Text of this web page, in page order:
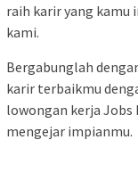
raih karir yang kamu
kami.
Bergabunglah
karir terbaikmu
lowongan kerja
mengejar impianmu.